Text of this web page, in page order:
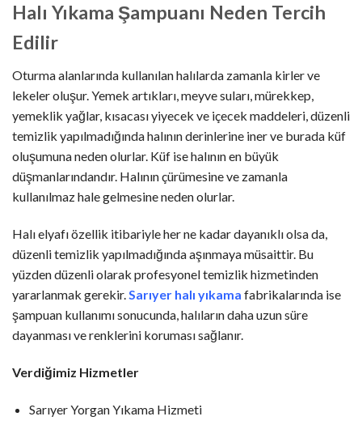
Halı Yıkama Şampuanı Neden Tercih
Edilir
Oturma alanlarında kullanılan halılarda zamanla kirler ve
lekeler oluşur. Yemek artıkları, meyve suları, mürekkep,
yemeklik yağlar, kısacası yiyecek ve içecek maddeleri, düzenli
temizlik yapılmadığında halının derinlerine iner ve burada küf
oluşumuna neden olurlar. Küf ise halının en büyük
düşmanlarındandır. Halının çürümesine ve zamanla
kullanılmaz hale gelmesine neden olurlar.
Halı elyafı özellik itibariyle her ne kadar dayanıklı olsa da,
düzenli temizlik yapılmadığında aşınmaya müsaittir. Bu
yüzden düzenli olarak profesyonel temizlik hizmetinden
yararlanmak gerekir.Sarıyer halı yıkama fabrikalarında ise
şampuan kullanımı sonucunda, halıların daha uzun süre
dayanması ve renklerini koruması sağlanır.
Verdiğimiz Hizmetler
Sarıyer Yorgan Yıkama Hizmeti